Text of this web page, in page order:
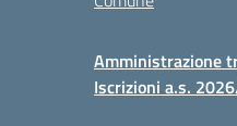
Amministrazione
Iscrizioni a.s.